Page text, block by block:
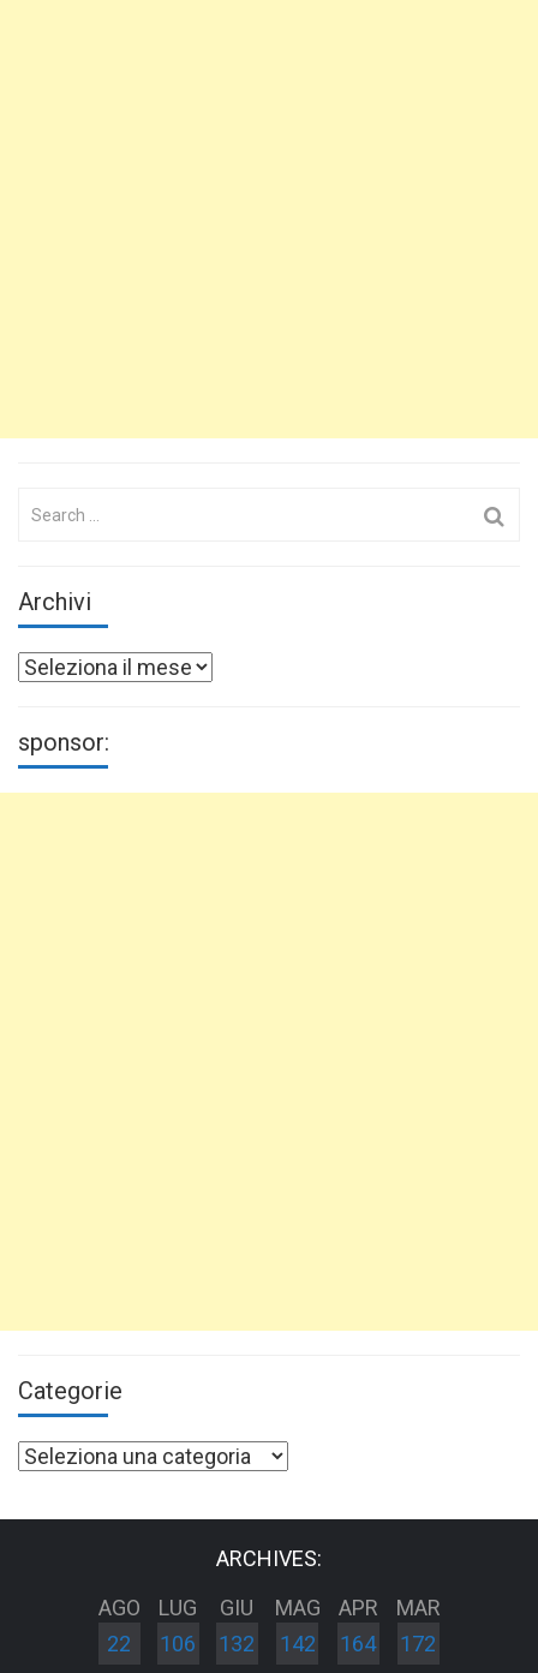
Search
Archivi
Archivi
sponsor:
Categorie
Categorie
ARCHIVES:
AGO
22
LUG
106
GIU
132
MAG
142
APR
164
MAR
172